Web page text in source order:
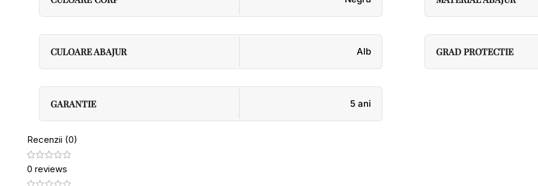
CULOARE ABAJUR Alb GRAD PROTECTIE
GARANTIE 5 ani
Recenzii (0)
0 reviews